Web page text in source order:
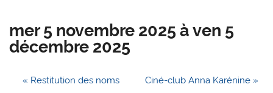
mer 5 novembre 2025 àven 5
décembre 2025
« Restitution des noms Ciné-club Anna Karénine »